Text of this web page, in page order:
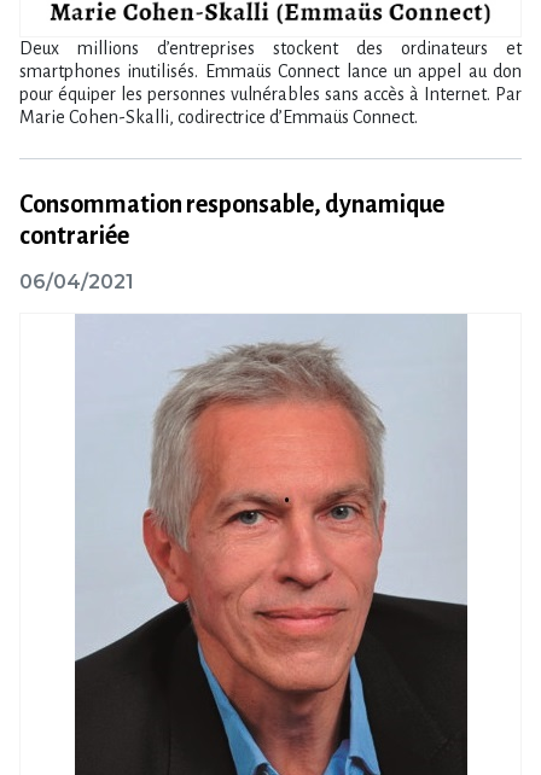
Deux millions d’entreprises stockent des ordinateurs et
smartphones inutilisés. Emmaüs Connect lance un appel au don
pour équiper les personnes vulnérables sans accès à Internet. Par
Marie Cohen-Skalli, codirectrice d’Emmaüs Connect.
Consommation responsable, dynamique
contrariée
06/04/2021